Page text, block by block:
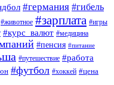
#германия #гибель
#животное #зарплата #игры
#курс_валют #медицина
#пенсия #питание
#путешествие #работа
#футбол #хоккей #цена